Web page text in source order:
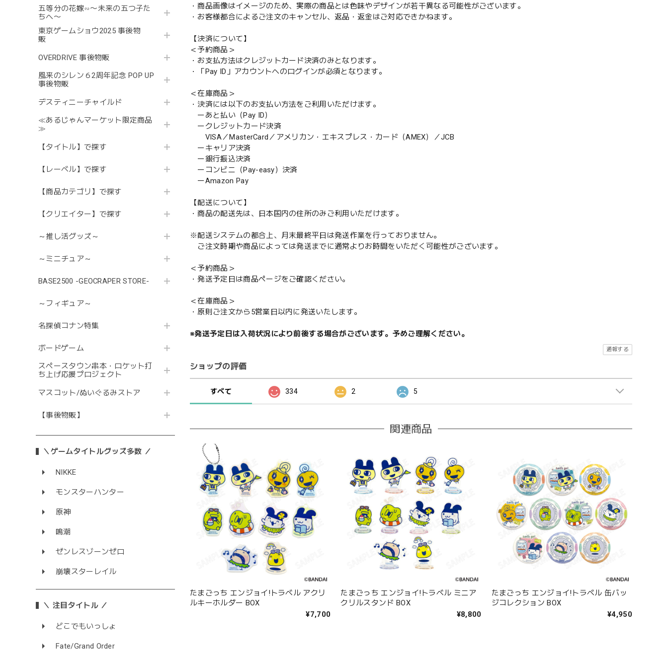
五等分の花嫁∽〜未来の五つ子た
ちへ〜
東京ゲームショウ2025 事後物
販
OVERDRIVE 事後物販
風来のシレン６2周年記念 POP UP
事後物販
デスティニーチャイルド
≪あるじゃんマーケット限定商品
≫
【タイトル】で探す
【レーベル】で探す
【商品カテゴリ】で探す
【クリエイター】で探す
～推し活グッズ～
～ミニチュア～
BASE2500 -GEOCRAPER STORE-
～フィギュア～
名探偵コナン特集
ボードゲーム
スペースタウン串本・ロケット打
ち上げ応援プロジェクト
マスコット/ぬいぐるみストア
【事後物販】
＼ゲームタイトルグッズ多数 ／
NIKKE
モンスターハンター
原神
鳴潮
ゼンレスゾーンゼロ
崩壊スターレイル
＼ 注目タイトル ／
どこでもいっしょ
Fate/Grand Order
・商品画像はイメージのため、実際の商品とは色味やデザインが若干異なる可能性がございます。
・お客様都合によるご注文のキャンセル、返品・返金はご対応できかねます。
【決済について】
＜予約商品＞
・お支払方法はクレジットカード決済のみとなります。
・「Pay ID」アカウントへのログインが必須となります。
＜在庫商品＞
・決済には以下のお支払い方法をご利用いただけます。
ーあと払い（Pay ID）
ークレジットカード決済
VISA／MasterCard／アメリカン・エキスプレス・カード（AMEX）／JCB
ーキャリア決済
ー銀行振込決済
ーコンビニ（Pay-easy）決済
ーAmazon Pay
【配送について】
・商品の配送先は、日本国内の住所のみご利用いただけます。
※配送システムの都合上、月末最終平日は発送作業を行っておりません。
ご注文時期や商品によっては発送までに通常よりお時間をいただく可能性がございます。
＜予約商品＞
・発送予定日は商品ページをご確認ください。
＜在庫商品＞
・原則ご注文から5営業日以内に発送いたします。
※発送予定日は入荷状況により前後する場合がございます。予めご理解ください。
通報する
ショップの評価
すべて 334 2 5
関連商品
たまごっち エンジョイ!トラベル アクリ
ルキーホルダー BOX
¥7,700
たまごっち エンジョイ!トラベル ミニア
クリルスタンド BOX
¥8,800
たまごっち エンジョイ!トラベル 缶バッ
ジコレクション BOX
¥4,950